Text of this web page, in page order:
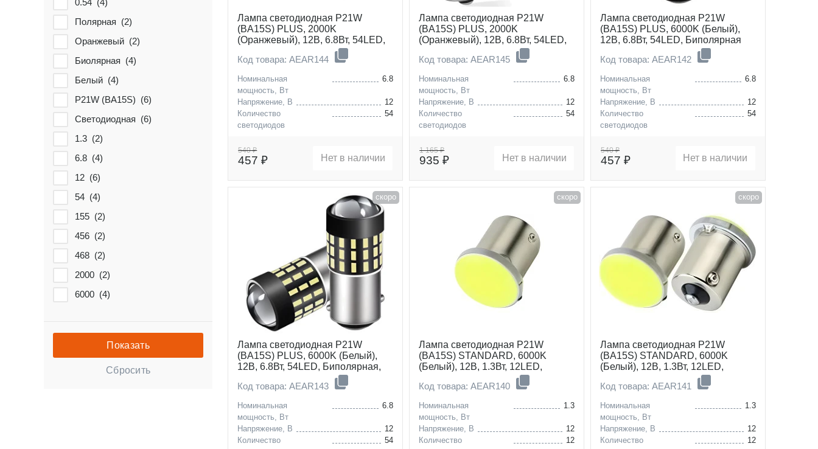
Полярная (2)
Оранжевый (2)
Биолярная (4)
Белый (4)
P21W (BA15S) (6)
Светодиодная (6)
1.3 (2)
6.8 (4)
12 (6)
54 (4)
155 (2)
456 (2)
468 (2)
2000 (2)
6000 (4)
Лампа светодиодная P21W
(BA15S) PLUS, 2000K
(Оранжевый), 12В, 6.8Вт, 54LED,
Код товара: AEAR144
Номинальная
мощность, Вт
6.8
Напряжение, В
12
Количество
светодиодов
54
540 ₽
457 ₽ Нет в наличии
Лампа светодиодная P21W
(BA15S) PLUS, 2000K
(Оранжевый), 12В, 6.8Вт, 54LED,
Биполярная, комплект 2 шт.
Код товара: AEAR145
Номинальная
мощность, Вт
6.8
Напряжение, В
12
Количество
светодиодов
54
1 165 ₽
935 ₽ Нет в наличии
Лампа светодиодная P21W
(BA15S) PLUS, 6000K (Белый),
12В, 6.8Вт, 54LED, Биполярная
Код товара: AEAR142
Номинальная
мощность, Вт
6.8
Напряжение, В
12
Количество
светодиодов
54
540 ₽
457 ₽ Нет в наличии
скоро
Лампа светодиодная P21W
(BA15S) PLUS, 6000K (Белый),
12В, 6.8Вт, 54LED, Биполярная,
Код товара: AEAR143
Номинальная
мощность, Вт
6.8
Напряжение, В
12
Количество
54
скоро
Лампа светодиодная P21W
(BA15S) STANDARD, 6000K
(Белый), 12В, 1.3Вт, 12LED,
Код товара: AEAR140
Номинальная
мощность, Вт
1.3
Напряжение, В
12
Количество
12
скоро
Лампа светодиодная P21W
(BA15S) STANDARD, 6000K
(Белый), 12В, 1.3Вт, 12LED,
Полярная, комплект 2 шт.
Код товара: AEAR141
Номинальная
мощность, Вт
1.3
Напряжение, В
12
Количество
12